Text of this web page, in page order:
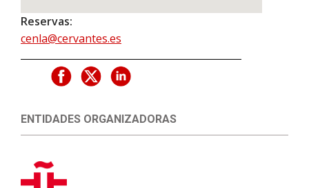
Reservas:
cenla@cervantes.es
ENTIDADES ORGANIZADORAS